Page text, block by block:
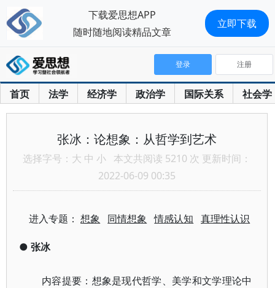
首页 法学 经济学 政治学 国际关系 社会学
登录 注册
张冰：论想象：从哲学到艺术
选择字号： 大 中 小 本文共阅读 5210 次 更新时间：
2022-06-09 00:35
进入专题：想象 同情想象 情感认知 真理性认识
● 张冰
内容提要：想象是现代哲学、美学和文学理论中
下载爱思想APP
随时随地阅读精品文章
立即下载